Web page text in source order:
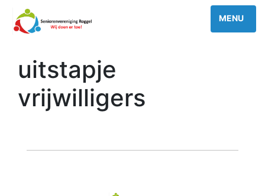
uitstapje
vrijwilligers